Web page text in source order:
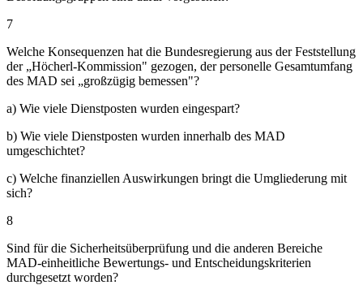
7
Welche Konsequenzen hat die Bundesregierung aus der Feststellung
der „Höcherl-Kommission" gezogen, der personelle Gesamtumfang
des MAD sei „großzügig bemessen"?
a) Wie viele Dienstposten wurden eingespart?
b) Wie viele Dienstposten wurden innerhalb des MAD
umgeschichtet?
c) Welche finanziellen Auswirkungen bringt die Umgliederung mit
sich?
8
Sind für die Sicherheitsüberprüfung und die anderen Bereiche
MAD-einheitliche Bewertungs- und Entscheidungskriterien
durchgesetzt worden?